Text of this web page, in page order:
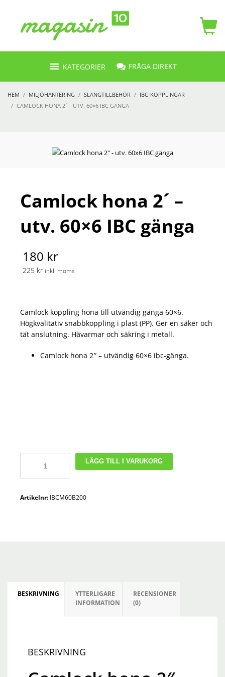
KATEGORIER FRÅGA DIREKT
HEM MILJÖHANTERING SLANGTILLBEHÖR
IBC-KOPPLINGAR
CAMLOCK HONA 2´ – UTV. 60×6 IBC GÄNGA
Camlock hona 2´ –
utv. 60×6 IBC gänga
180 kr
225 kr inkl. moms
Camlock koppling hona till utvändig gänga 60×6.
Högkvalitativ snabbkoppling i plast (PP). Ger en säker och
tät anslutning. Hävarmar och säkring i metall.
Camlock hona 2″ – utvändig 60×6 ibc-gänga.
2
-
LÄGG TILL I VARUKORG
Artikelnr: IBCM60B200
BESKRIVNING
YTTERLIGARE
INFORMATION
RECENSIONER
(0)
BESKRIVNING